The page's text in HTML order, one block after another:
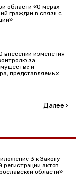
области «О мерах
граждан в связи с
внесении изменения
за
и
представляемых
Далее
3 к Закону
регистрации актов
области»